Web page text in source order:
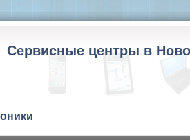
Сервисные центры в